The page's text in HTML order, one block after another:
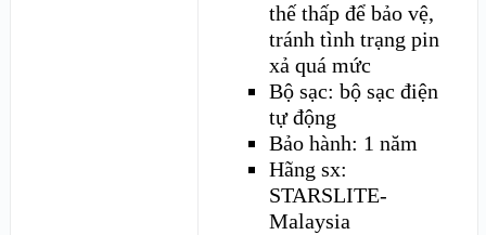
thế thấp để bảo vệ,
tránh tình trạng pin
xả quá mức
Bộ sạc: bộ sạc điện
tự động
Bảo hành: 1 năm
Hãng sx:
STARSLITE-
Malaysia